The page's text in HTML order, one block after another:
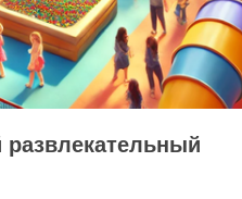
развлекательный